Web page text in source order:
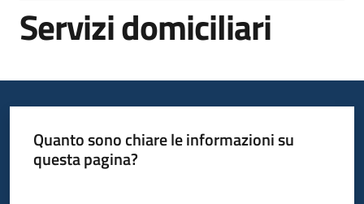
Menu selezionato
famiglie
Informazioni
Servizi domiciliari
Quanto sono chiare le informazioni su
questa pagina?